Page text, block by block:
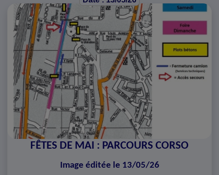
FÊTES DE MAI : PARCOURS CORSO
Image éditée le 13/05/26